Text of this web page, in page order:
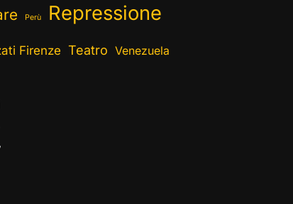
Perù Repressione
Firenze Teatro Venezuela